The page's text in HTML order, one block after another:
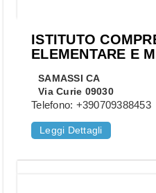
ISTITUTO
ELEMENTARE E
SAMASSI CA
Via Curie 09030
Telefono: +390709388453
Leggi Dettagli